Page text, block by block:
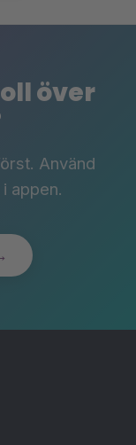
över
Använd
appen.